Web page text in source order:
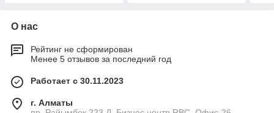
О нас
Рейтинг не сформирован
Менее 5 отзывов за последний год
Работает с 30.11.2023
г. Алматы